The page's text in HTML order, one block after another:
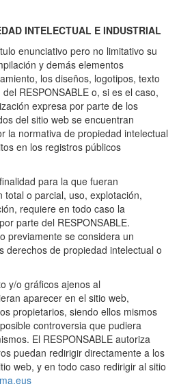
INTELECTUAL E INDUSTRIAL
enunciativo pero no limitativo su
y demás elementos
los diseños, logotipos, texto
RESPONSABLE o, si es el caso,
expresa por parte de los
del sitio web se encuentran
la normativa de propiedad intelectual
en los registros públicos
para la que fueran
o parcial, uso, explotación,
requiere en todo caso la
parte del RESPONSABLE.
previamente se considera un
derechos de propiedad intelectual o
y/o gráficos ajenos al
aparecer en el sitio web,
propietarios, siendo ellos mismos
controversia que pudiera
El RESPONSABLE autoriza
puedan redirigir directamente a los
web, y en todo caso redirigir al sitio